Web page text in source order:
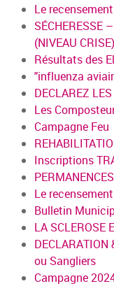
Le
SÉCHERESSE
(NIVEAU CRISE)
Résultats des
"influenza
DECLAREZ
Les
Campagne Feu
Inscriptions
Le
Bulletin
LA SCLEROSE
ou Sangliers
Campagne